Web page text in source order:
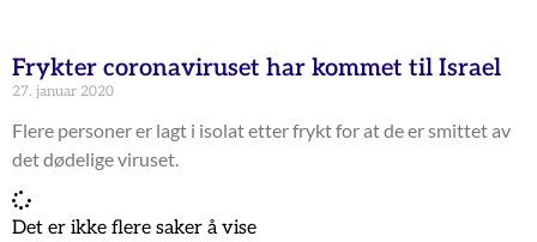
Frykter coronaviruset har kommet til Israel
27. januar 2020
Flere personer er lagt i isolat etter frykt for at de er smittet av
det dødelige viruset.
Det er ikke flere saker å vise